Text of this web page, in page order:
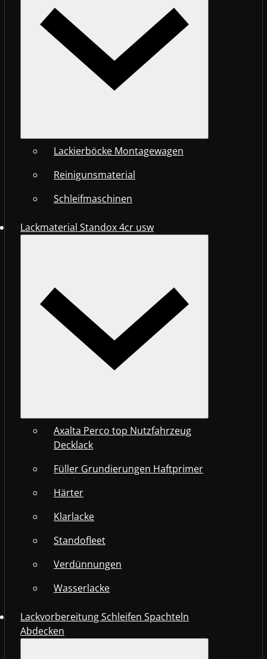
Lackierböcke Montagewagen
Reinigunsmaterial
Schleifmaschinen
Lackmaterial Standox 4cr usw
Axalta Perco top Nutzfahrzeug
Decklack
Füller Grundierungen Haftprimer
Härter
Klarlacke
Standofleet
Verdünnungen
Wasserlacke
Lackvorbereitung Schleifen Spachteln
Abdecken